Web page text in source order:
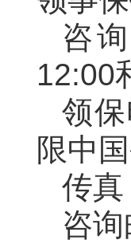
咨
12:00
领
限中
传
咨